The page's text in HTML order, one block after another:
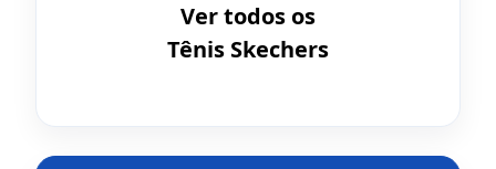
Ver todos os
Tênis Skechers